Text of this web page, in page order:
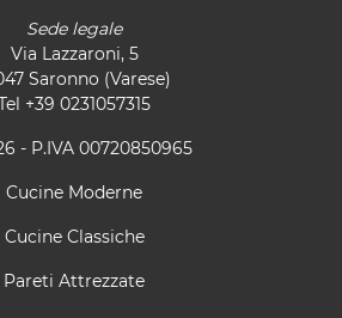
Sede legale
Via Lazzaroni, 5
Saronno (Varese)
+39 0231057315
- P.IVA 00720850965
Cucine Moderne
Cucine Classiche
Pareti Attrezzate